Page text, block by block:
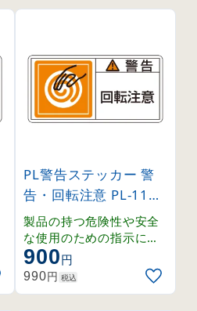
PL警告ステッカー 警
告・回転注意 PL-114
小 (203114)
製品の持つ危険性や安全
な使用のための指示に関
わるPL警告表示ラベルで
す。シグナルワード、絵
表示、警告文で構成され
900円
990円 税込